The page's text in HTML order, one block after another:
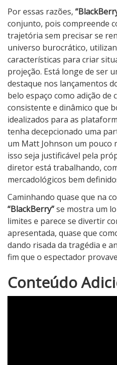
Por essas razões,
conjunto, pois compreende
trajetória sem precisar se
universo burocrático,
características para criar
projeção. Está longe de ser
destaque nos lançamentos
belo espaço como adição de
consistente e dinâmico que
idealizados para as
tenha decepcionado uma
um Matt Johnson um pouco
isso seja justificável pela
diretor está trabalhando,
mercadológicos bem
Caminhando quase que na
“BlackBerry”se mostra um
limites e parece se divertir
apresentada, quase que
dando risada da tragédia e
fim que o espectador
N
o
Conteúdo